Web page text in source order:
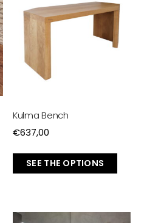
Kulma Bench
€637,00
SEE THE OPTIONS